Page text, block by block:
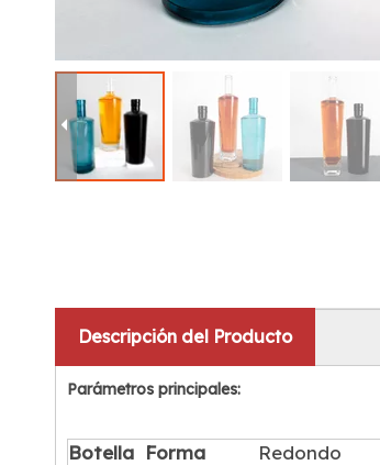
Descripción del Producto
Parámetros principales:
Botella Forma
Redondo